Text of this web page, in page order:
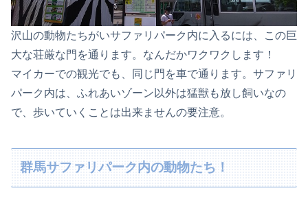
沢山の動物たちがいサファリパーク内に入るには、この巨
大な荘厳な門を通ります。なんだかワクワクします！
マイカーでの観光でも、同じ門を車で通ります。サファリ
パーク内は、ふれあいゾーン以外は猛獣も放し飼いなの
で、歩いていくことは出来ませんの要注意。
群馬サファリパーク内の動物たち！